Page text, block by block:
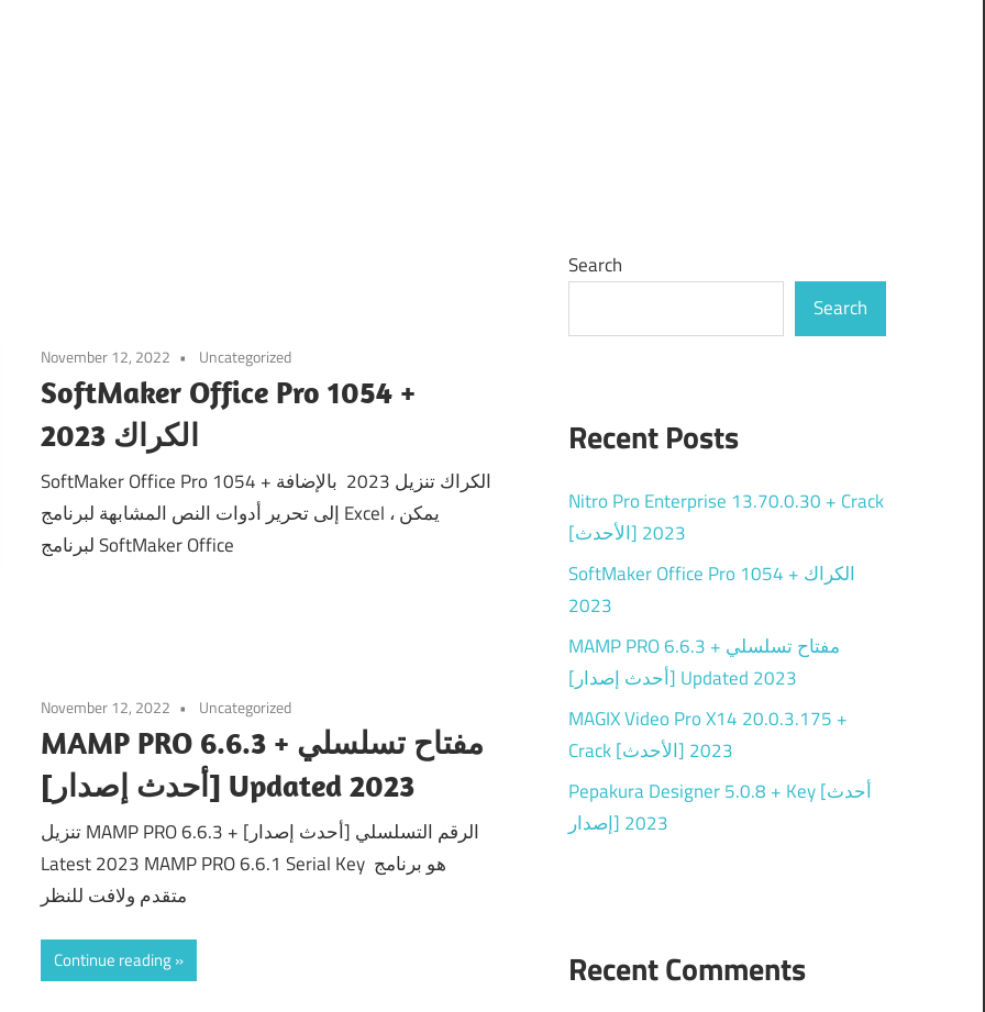
November 12, 2022 Uncategorized
SoftMaker Office Pro 1054 +
الكراك 2023
SoftMaker Office Pro 1054 + الكراك تنزيل 2023 بالإضافة
إلى تحرير أدوات النص المشابهة لبرنامج Excel ، يمكن
لبرنامج SoftMaker Office
November 12, 2022 Uncategorized
MAMP PRO 6.6.3 + مفتاح تسلسلي
[أحدث إصدار] Updated 2023
تنزيل MAMP PRO 6.6.3 + الرقم التسلسلي [أحدث إصدار]
Latest 2023 MAMP PRO 6.6.1 Serial Key هو برنامج
متقدم ولافت للنظر
Continue reading
Search
Search
Recent Posts
Nitro Pro Enterprise 13.70.0.30 + Crack
[الأحدث] 2023
SoftMaker Office Pro 1054 + الكراك
2023
MAMP PRO 6.6.3 + مفتاح تسلسلي
[أحدث إصدار] Updated 2023
MAGIX Video Pro X14 20.0.3.175 +
Crack [الأحدث] 2023
Pepakura Designer 5.0.8 + Key [أحدث
إصدار] 2023
Recent Comments